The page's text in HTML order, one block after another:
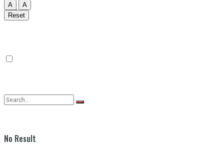
Varela
No Result
A
A
Reset